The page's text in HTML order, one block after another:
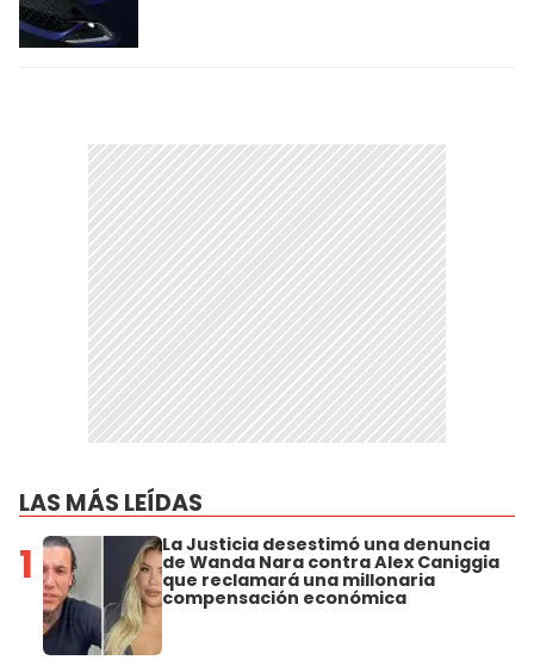
LAS MÁS LEÍDAS
1 La Justicia desestimó una denuncia
de Wanda Nara contra Alex Caniggia
que reclamará una millonaria
compensación económica